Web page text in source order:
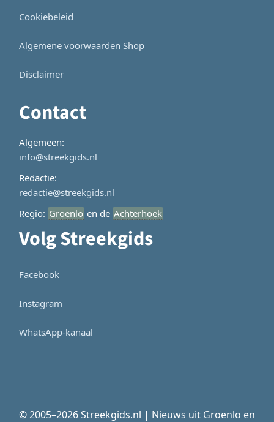
Cookiebeleid
Algemene voorwaarden Shop
Disclaimer
Contact
Algemeen:
info@streekgids.nl
Redactie:
redactie@streekgids.nl
Regio: Groenlo en de Achterhoek
Volg Streekgids
Facebook
Instagram
WhatsApp-kanaal
© 2005–2026 Streekgids.nl | Nieuws uit Groenlo en